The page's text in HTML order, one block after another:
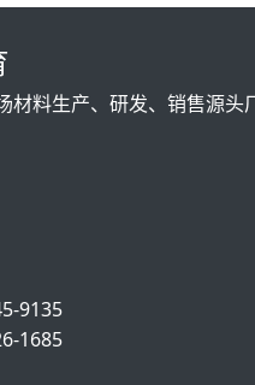
材料生产、研发、销售源头
9135
1685